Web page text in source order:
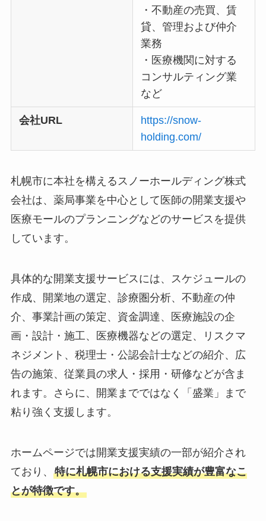
・不動産の売買、賃
貸、管理および仲介
業務
・医療機関に対する
コンサルティング業
など
会社URL
https://snow-
holding.com/
札幌市に本社を構えるスノーホールディング株式
会社は、薬局事業を中心として医師の開業支援や
医療モールのプランニングなどのサービスを提供
しています。
具体的な開業支援サービスには、スケジュールの
作成、開業地の選定、診療圏分析、不動産の仲
介、事業計画の策定、資金調達、医療施設の企
画・設計・施工、医療機器などの選定、リスクマ
ネジメント、税理士・公認会計士などの紹介、広
告の施策、従業員の求人・採用・研修などが含ま
れます。さらに、開業までではなく「盛業」まで
粘り強く支援します。
ホームページでは開業支援実績の一部が紹介され
ており、 特に札幌市における支援実績が豊富なこ
とが特徴です。